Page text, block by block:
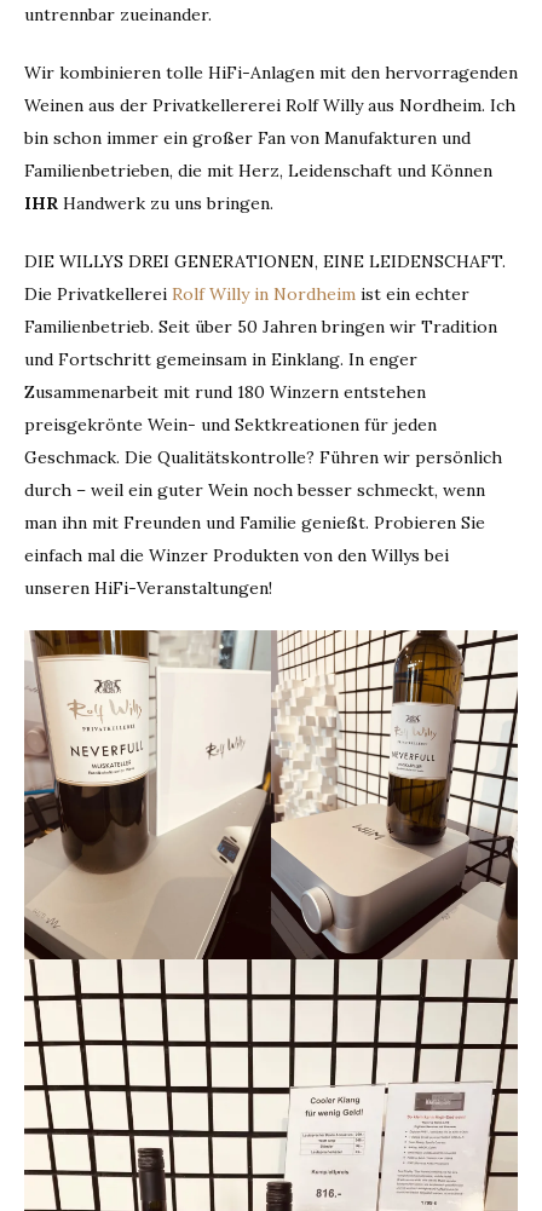
untrennbar zueinander.
Wir kombinieren tolle HiFi-Anlagen mit den hervorragenden
Weinen aus der Privatkellererei Rolf Willy aus Nordheim. Ich
bin schon immer ein großer Fan von Manufakturen und
Familienbetrieben, die mit Herz, Leidenschaft und Können
IHR Handwerk zu uns bringen.
DIE WILLYS DREI GENERATIONEN, EINE LEIDENSCHAFT.
Die Privatkellerei Rolf Willy in Nordheim ist ein echter
Familienbetrieb. Seit über 50 Jahren bringen wir Tradition
und Fortschritt gemeinsam in Einklang. In enger
Zusammenarbeit mit rund 180 Winzern entstehen
preisgekrönte Wein- und Sektkreationen für jeden
Geschmack. Die Qualitätskontrolle? Führen wir persönlich
durch – weil ein guter Wein noch besser schmeckt, wenn
man ihn mit Freunden und Familie genießt. Probieren Sie
einfach mal die Winzer Produkten von den Willys bei
unseren HiFi-Veranstaltungen!